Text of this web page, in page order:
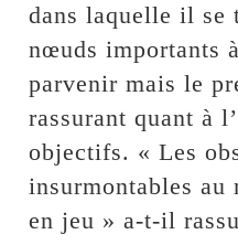
dans laquelle il se
nœuds importants
parvenir mais le
rassurant quant à
objectifs. « Les
insurmontables au
en jeu » a-t-il